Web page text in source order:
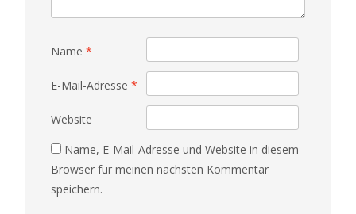
Name *
E-Mail-Adresse *
Website
Name, E-Mail-Adresse und Website in diesem
Browser für meinen nächsten Kommentar
speichern.